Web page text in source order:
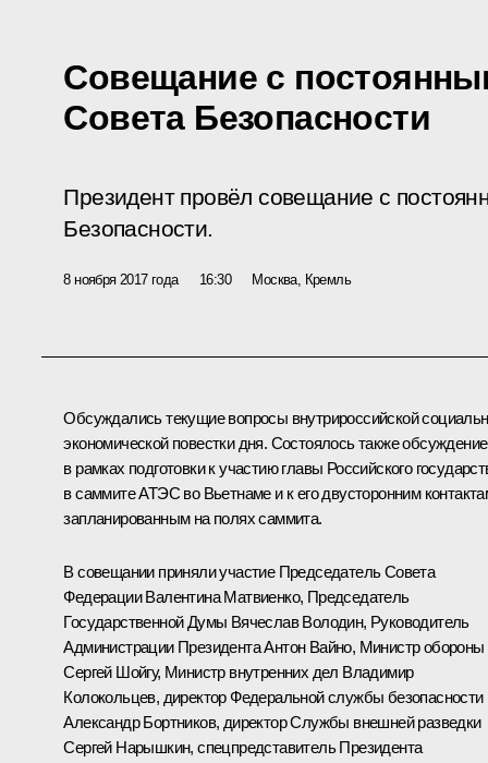
Совещание с
Совета Безопасности
Президент провёл совещание с
Безопасности.
8 ноября 2017 года 16:30 Москва, Кремль
Обсуждались текущие вопросы внутрироссийской
экономической повестки дня. Состоялось также обсуждение
в рамках подготовки к участию главы Российского
в саммите АТЭС во Вьетнаме и к его двусторонним
запланированным на полях саммита.
В совещании приняли участие Председатель Совета
ФедерацииВалентина Матвиенко, Председатель
Государственной Думы Вячеслав Володин, Руководитель
Администрации ПрезидентаАнтон Вайно, Министр обороны
Сергей Шойгу, Министр внутренних дел Владимир
Колокольцев, директор Федеральной службы безопасности
Александр Бортников, директор Службы внешней разведки
Сергей Нарышкин, спецпредставитель Президента